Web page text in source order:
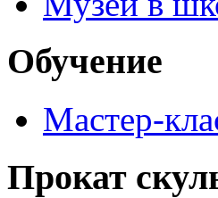
Обучение
Мастер-
Прокат